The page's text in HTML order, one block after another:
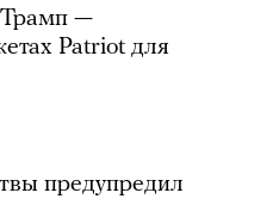
—
Patriot для
предупредил